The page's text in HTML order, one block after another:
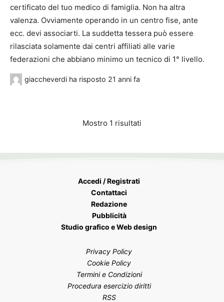
certificato del tuo medico di famiglia. Non ha altra
valenza. Ovviamente operando in un centro fise, ante
ecc. devi associarti. La suddetta tessera può essere
rilasciata solamente dai centri affiliati alle varie
federazioni che abbiano minimo un tecnico di 1° livello.
giaccheverdi ha risposto 21 anni fa
Mostro 1 risultati
Accedi / Registrati
Contattaci
Redazione
Pubblicità
Studio grafico e Web design
Privacy Policy
Cookie Policy
Termini e Condizioni
Procedura esercizio diritti
RSS